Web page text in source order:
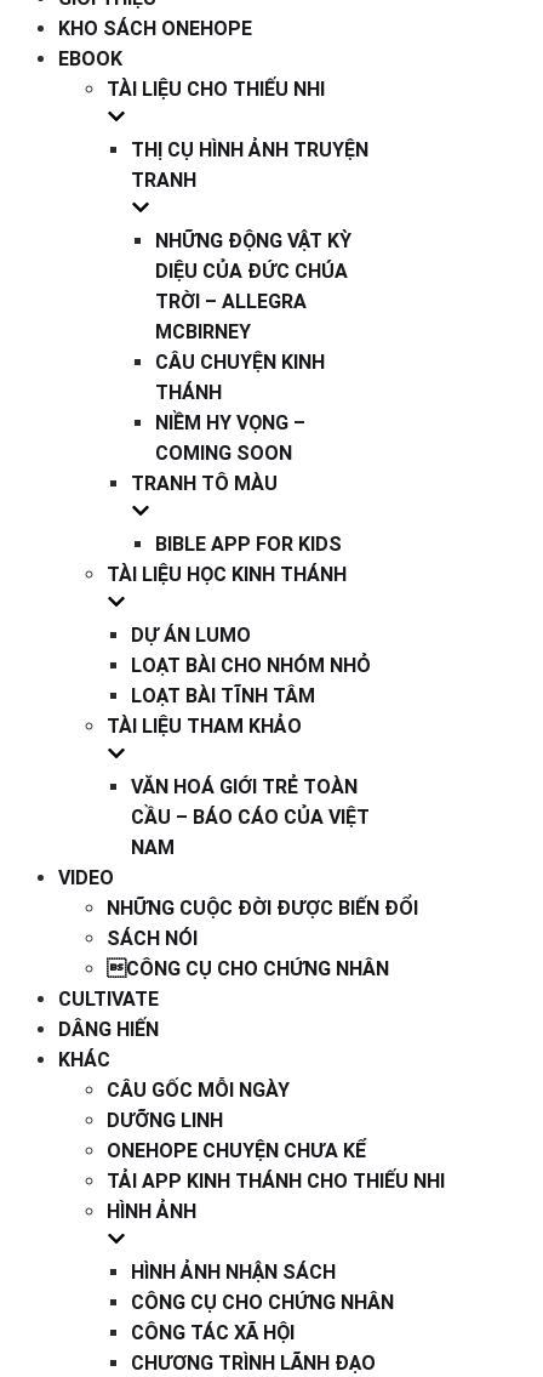
KHO SÁCH ONEHOPE
EBOOK
TÀI LIỆU CHO THIẾU NHI
THỊ CỤ HÌNH ẢNH TRUYỆN
TRANH
NHỮNG ĐỘNG VẬT KỲ
DIỆU CỦA ĐỨC CHÚA
TRỜI – ALLEGRA
MCBIRNEY
CÂU CHUYỆN KINH
THÁNH
NIỀM HY VỌNG –
COMING SOON
TRANH TÔ MÀU
BIBLE APP FOR KIDS
TÀI LIỆU HỌC KINH THÁNH
DỰ ÁN LUMO
LOẠT BÀI CHO NHÓM NHỎ
LOẠT BÀI TĨNH TÂM
TÀI LIỆU THAM KHẢO
VĂN HOÁ GIỚI TRẺ TOÀN
CẦU – BÁO CÁO CỦA VIỆT
NAM
VIDEO
NHỮNG CUỘC ĐỜI ĐƯỢC BIẾN ĐỔI
SÁCH NÓI
CÔNG CỤ CHO CHỨNG NHÂN
CULTIVATE
DÂNG HIẾN
KHÁC
CÂU GỐC MỖI NGÀY
DƯỠNG LINH
ONEHOPE CHUYỆN CHƯA KỂ
TẢI APP KINH THÁNH CHO THIẾU NHI
HÌNH ẢNH
HÌNH ẢNH NHẬN SÁCH
CÔNG CỤ CHO CHỨNG NHÂN
CÔNG TÁC XÃ HỘI
CHƯƠNG TRÌNH LÃNH ĐẠO